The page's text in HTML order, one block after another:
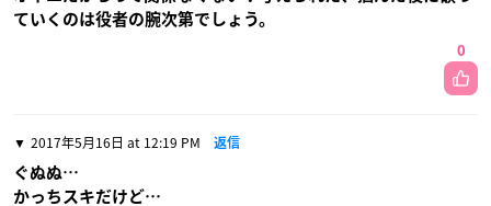
ていくのは役者の腕次第でしょう。
0
2017年5月16日 at 12:19 PM 返信
ぐぬぬ…
かっちスキだけど…